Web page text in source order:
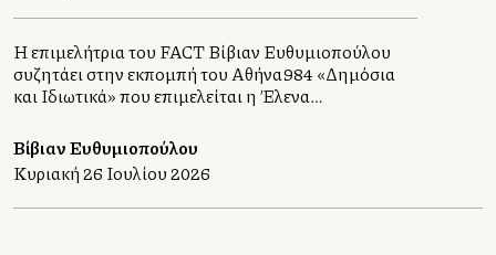
Η επιμελήτρια του FACT Βίβιαν Ευθυμιοπούλου
συζητάει στην εκπομπή του Αθήνα984 «Δημόσια
και Ιδιωτικά» που επιμελείται η Έλενα
Χριστοφιλοπούλου και Γιώργο Ατσαλάκη.
Βίβιαν Ευθυμιοπούλου
Κυριακή 26 Ιουλίου 2026